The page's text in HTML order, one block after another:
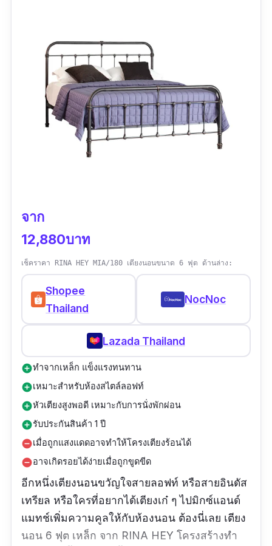
จาก
12,880บาท
เช็คราคา RINA HEY MIA/180 เตียงนอนขนาด 6 ฟุต ด้านล่าง:
Shopee
Thailand
NocNoc
Lazada Thailand
add_circleทำจากเหล็ก แข็งแรงทนทาน
add_circleเหมาะสำหรับห้องสไตล์ลอฟท์
add_circleหัวเตียงสูงพอดี เหมาะกับการนั่งพักผ่อน
add_circleรับประกันสินค้า 1 ปี
remove_circleเมื่อถูกแสงแดดอาจทำให้โครงเตียงร้อนได้
remove_circleอาจเกิดรอยได้ง่ายเมื่อถูกขูดขีด
อีกหนึ่งเตียงนอนขวัญใจสายลอฟท์ หรือสายอินดัส
เทรียล หรือใครที่อยากได้เตียงเก๋ ๆ ไปมิกซ์แอนด์
แมทช์เพิ่มความคูลให้กับห้องนอน ต้องนี่เลย เตียง
นอน 6 ฟุต เหล็ก จาก RINA HEY โครงสร้างทำ